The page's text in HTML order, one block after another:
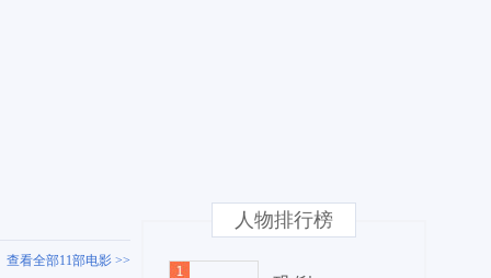
查看全部11部电影 >>
人物排行榜